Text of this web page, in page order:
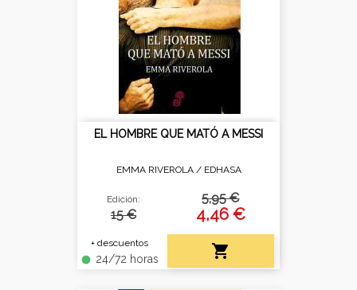
EL HOMBRE QUE MATÓ A MESSI
EMMA RIVEROLA / EDHASA
Edición:
15 €
+ descuentos
fiber_manual_record 24/72 horas
5,95 €
4,46 €
